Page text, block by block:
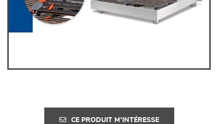
CE PRODUIT M'INTÉRESSE